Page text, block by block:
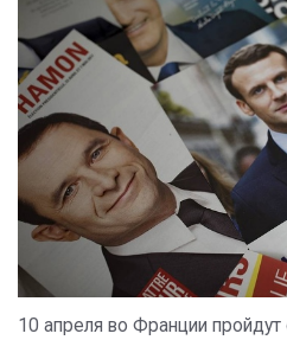
10 апреля во Франции